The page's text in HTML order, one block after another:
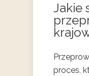
Jakie
proces,